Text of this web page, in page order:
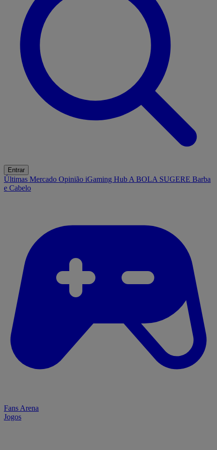
Entrar
Últimas Mercado Opinião iGaming Hub A BOLA SUGERE Barba
e Cabelo
Fans Arena
Jogos